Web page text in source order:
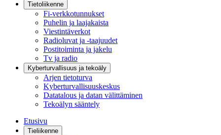
Tietoliikenne
Fi-verkkotunnukset
Puhelin ja laajakaista
Viestintäverkot
Radioluvat ja -taajuudet
Postitoiminta ja jakelu
Tv ja radio
Kyberturvallisuus ja tekoäly
Arjen tietoturva
Kyberturvallisuuskeskus
Datatalous ja datan välittäminen
Tekoälyn sääntely
Etusivu
Tieliikenne